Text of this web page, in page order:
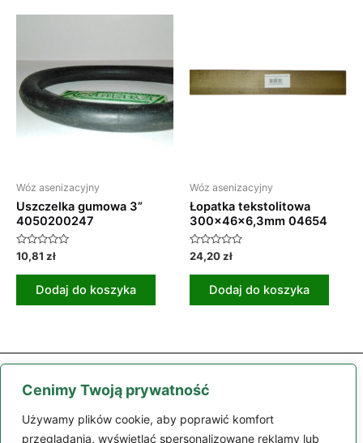
Cenimy Twoją prywatność
Używamy plików cookie, aby poprawić komfort
przeglądania, wyświetlać spersonalizowane reklamy lub
Wóz asenizacyjny
Uszczelka gumowa 3”
4050200247
Oceniono
0
na
10,81 zł
Dodaj do koszyka
Wóz asenizacyjny
Łopatka tekstolitowa
300x46x6,3mm 04654
Oceniono
0
na
24,20zł
Dodaj do koszyka